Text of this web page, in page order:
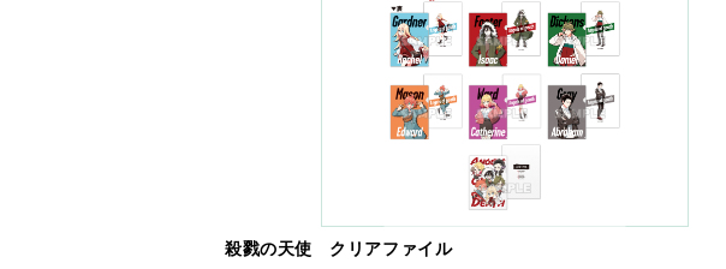
殺戮の天使 クリアファイル